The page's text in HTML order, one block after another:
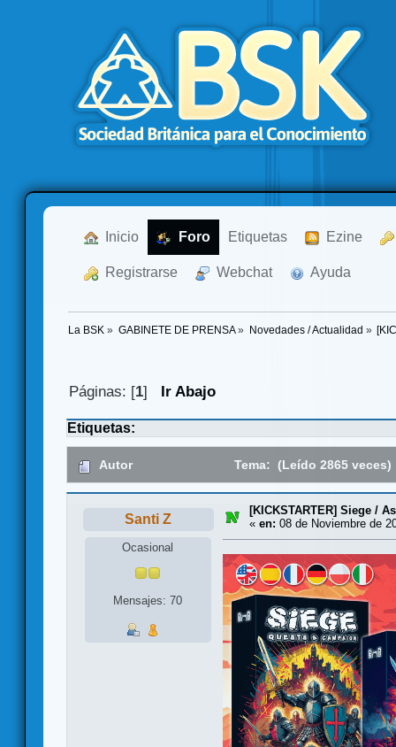
Inicio Foro Etiquetas Ezine
Registrarse Webchat Ayuda
La BSK » GABINETE DE PRENSA» Novedades / Actualidad »
Páginas: [1] Ir Abajo
Etiquetas:
Autor Tema: (Leído 2865 veces)
Santi Z
Ocasional
Mensajes: 70
[KICKSTARTER] Siege /
« en: 08 de Noviembre de